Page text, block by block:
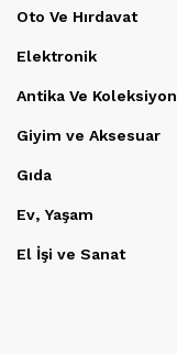
Oto Ve Hırdavat
Elektronik
Antika Ve Koleksiyon
Giyim ve Aksesuar
Gıda
Ev, Yaşam
El İşi ve Sanat